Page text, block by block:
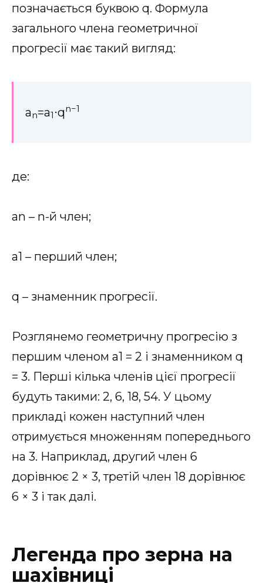
позначається буквою q. Формула
загального члена геометричної
прогресії має такий вигляд:
an=a1 ⋅qn−1
де:
an – n-й член;
a1 – перший член;
q – знаменник прогресії.
Розглянемо геометричну прогресію з
першим членом a1 = 2 і знаменником q
= 3. Перші кілька членів цієї прогресії
будуть такими: 2, 6, 18, 54. У цьому
прикладі кожен наступний член
отримується множенням попереднього
на 3. Наприклад, другий член 6
дорівнює 2 × 3, третій член 18 дорівнює
6 × 3 і так далі.
Легенда про зерна на
шахівниці